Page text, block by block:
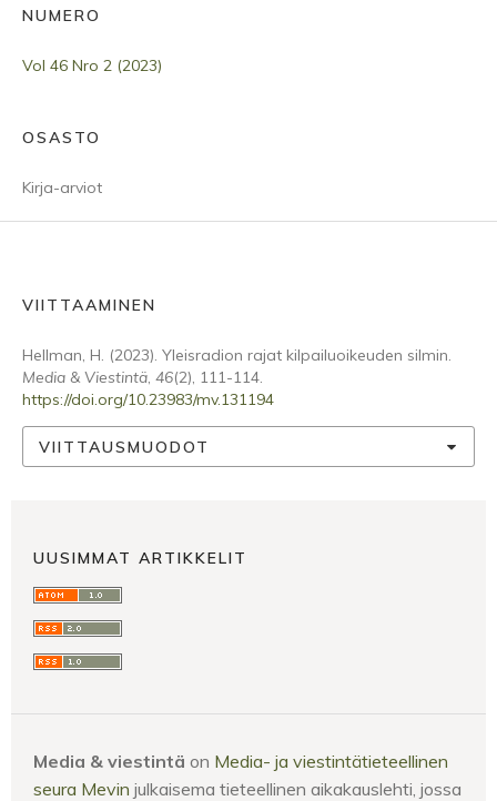
NUMERO
Vol 46 Nro 2 (2023)
OSASTO
Kirja-arviot
VIITTAAMINEN
Hellman, H. (2023). Yleisradion rajat kilpailuoikeuden silmin.
Media & Viestintä, 46(2), 111-114.
https://doi.org/10.23983/mv.131194
VIITTAUSMUODOT
UUSIMMAT ARTIKKELIT
Media & viestintä on Media- ja viestintätieteellinen
seura Mevin julkaisema tieteellinen aikakauslehti, jossa